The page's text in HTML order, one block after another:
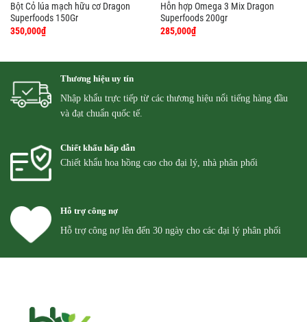
Bột Cỏ lúa mạch hữu cơ Dragon
Superfoods 150Gr
350,000₫
Hỗn hợp Omega 3 Mix Dragon
Superfoods 200gr
285,000₫
Thương hiệu uy tín
Nhập khẩu trực tiếp từ các thương hiệu nổi tiếng hàng đầu
và đạt chuẩn quốc tế.
Chiết khấu hấp dẫn
Chiết khẩu hoa hồng cao cho đại lý, nhà phân phối
Hỗ trợ công nợ
Hỗ trợ công nợ lên đến 30 ngày cho các đại lý phân phối